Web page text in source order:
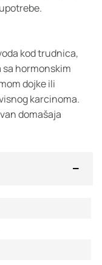
kod trudnica,
sa hormonskim
dojke ili
karcinoma.
domašaja